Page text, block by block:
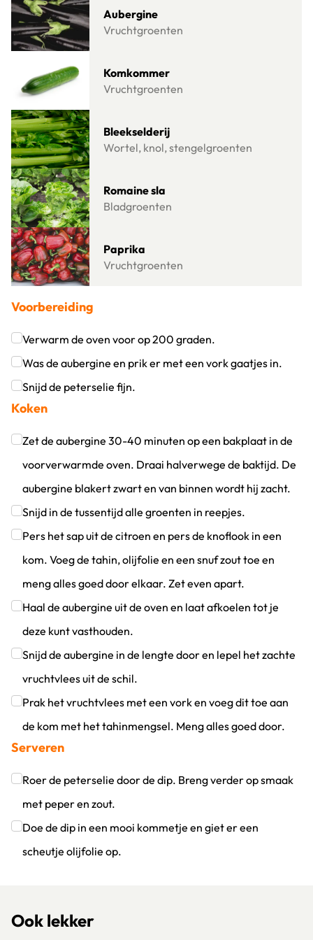
Aubergine
Vruchtgroenten
Komkommer
Vruchtgroenten
Bleekselderij
Wortel, knol, stengelgroenten
Lees meer over Bleekselderij
Romaine sla
Bladgroenten
Lees meer over Romaine sla
Paprika
Vruchtgroenten
Lees meer over Paprika
Voorbereiding
Verwarm de oven voor op 200 graden.
Klik om dit selectievakje aan te vinken
Was de aubergine en prik er met een vork gaatjes in.
Klik om dit selectievakje aan te vinken
Snijd de peterselie fijn.
Klik om dit selectievakje aan te vinken
Koken
Zet de aubergine 30-40 minuten op een bakplaat in de
voorverwarmde oven. Draai halverwege de baktijd. De
aubergine blakert zwart en van binnen wordt hij zacht.
Klik om dit selectievakje aan te vinken
Snijd in de tussentijd alle groenten in reepjes.
Klik om dit selectievakje aan te vinken
Pers het sap uit de citroen en pers de knoflook in een
kom. Voeg de tahin, olijfolie en een snuf zout toe en
meng alles goed door elkaar. Zet even apart.
Klik om dit selectievakje aan te vinken
Haal de aubergine uit de oven en laat afkoelen tot je
deze kunt vasthouden.
Klik om dit selectievakje aan te vinken
Snijd de aubergine in de lengte door en lepel het zachte
vruchtvlees uit de schil.
Klik om dit selectievakje aan te vinken
Prak het vruchtvlees met een vork en voeg dit toe aan
de kom met het tahinmengsel. Meng alles goed door.
Klik om dit selectievakje aan te vinken
Serveren
Roer de peterselie door de dip. Breng verder op smaak
met peper en zout.
Klik om dit selectievakje aan te vinken
Doe de dip in een mooi kommetje en giet er een
scheutje olijfolie op.
Ook lekker